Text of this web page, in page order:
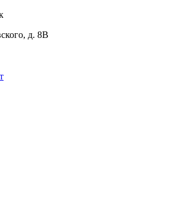
д. 8В